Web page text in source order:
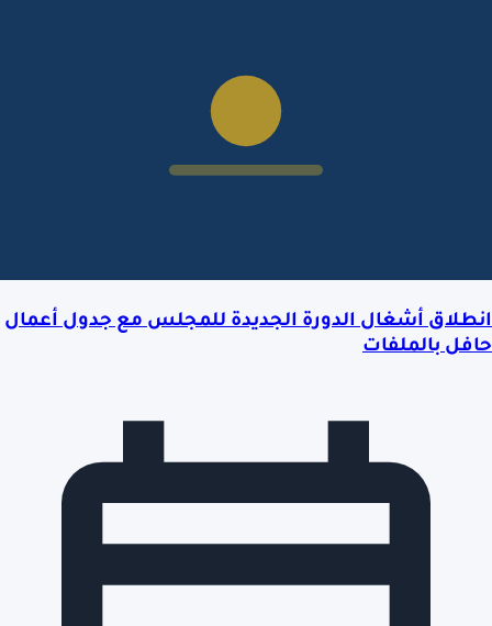
انطلاق أشغال الدورة الجديدة للمجلس مع جدول أعمال
حافل بالملفات